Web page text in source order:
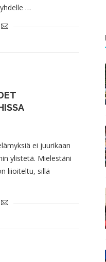
…
ei juurikaan
ylistetä. Mielestäni
liioiteltu, sillä